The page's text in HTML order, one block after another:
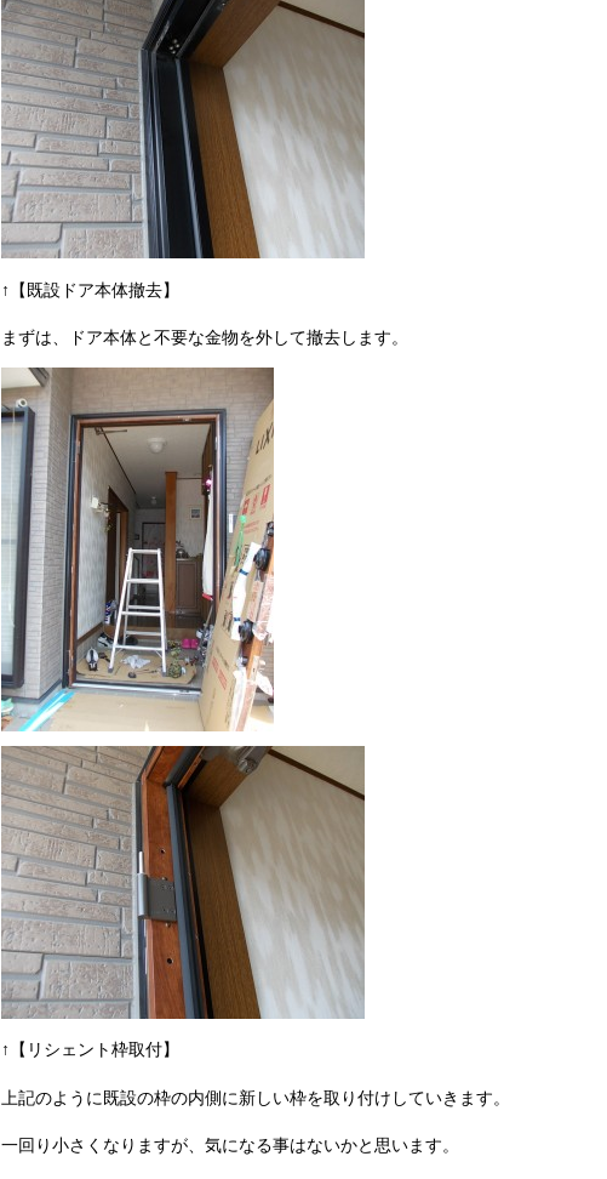
↑【既設ドア本体撤去】
まずは、ドア本体と不要な金物を外して撤去します。
↑【リシェント枠取付】
上記のように既設の枠の内側に新しい枠を取り付けしていきます。
一回り小さくなりますが、気になる事はないかと思います。